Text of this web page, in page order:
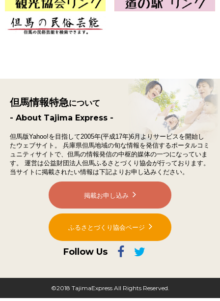
但馬情報特急について
- About Tajima Express -
但馬版Yahoo!を目指して2005年(平成17年)6月よりサービスを開始し
たウェブサイト。
兵庫県但馬地域の旬な情報を発信するポータルコミ
ュニティサイトで、 但馬の情報発信の中枢的媒体の一つになっていま
す。
運営は公益財団法人但馬ふるさとづくり協会が行っております。
当サイトに掲載されたい情報は下記よりお申し込みください。
掲載お申し込み
ふるさとづくり協会ページ
Follow Us
©2018 TajimaExpress All Rights Reserved.